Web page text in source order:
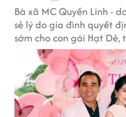
Bà xã MC Quyền Linh -
sẻ lý do gia đình quyết
sớm cho con gái Hạt Dẻ,
người hâm mộ.